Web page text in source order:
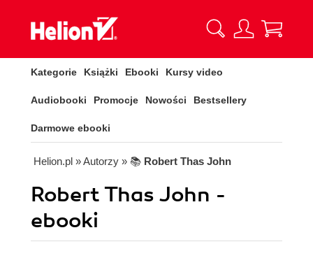
Kategorie Książki Ebooki Kursy video
Audiobooki Promocje Nowości Bestsellery
Darmowe ebooki
Helion.pl » Autorzy » 📚 Robert Thas John
Robert Thas John -
ebooki